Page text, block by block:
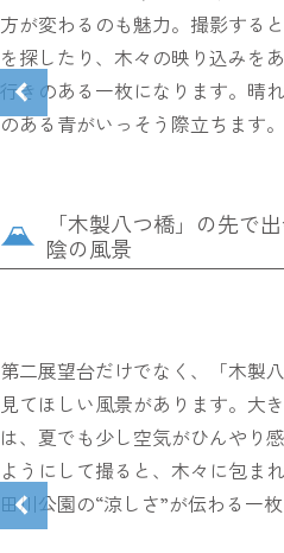
方が変わるのも魅力。撮影する
を探したり、木々の映り込みを
行きのある一枚になります。晴
のある青がいっそう際立ちます。
「木製八つ橋」の先で
陰の風景
第二展望台だけでなく、「木製
見てほしい風景があります。大
は、夏でも少し空気がひんやり
ようにして撮ると、木々に包ま
田川公園の“涼しさ”が伝わる一枚